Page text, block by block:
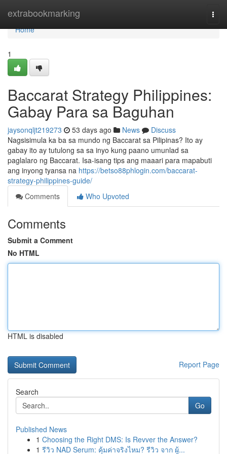
extrabookmarking
Home
Home
1
Baccarat Strategy Philippines:
Gabay Para sa Baguhan
jaysonqljt219273 53 days ago News
Discuss
Nagsisimula ka ba sa mundo ng Baccarat sa Pilipinas? Ito ay
gabay ito ay tutulong sa sa inyo kung paano umunlad sa
paglalaro ng Baccarat. Isa-isang tips ang maaari para mapabuti
ang inyong tyansa na https://betso88phlogin.com/baccarat-
strategy-philippines-guide/
Comments
Who Upvoted
Comments
Submit a Comment
No HTML
HTML is disabled
Report Page
Search
Go
Published News
1 Choosing the Right DMS: Is Revver the Answer?
1 รีวิว NAD Serum: คุ้มค่าจริงไหม? รีวิว จาก ผู้...